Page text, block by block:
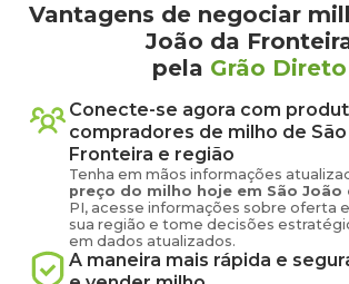
Vantagens de negociar
João da
pela Grão Direto
Conecte-se agora com
compradores de milho de
Fronteira e região
Tenha em mãos informações
preço do milho hoje em São João
PI, acesse informações sobre oferta
sua região e tome decisões
em dados atualizados.
A maneira mais rápida e